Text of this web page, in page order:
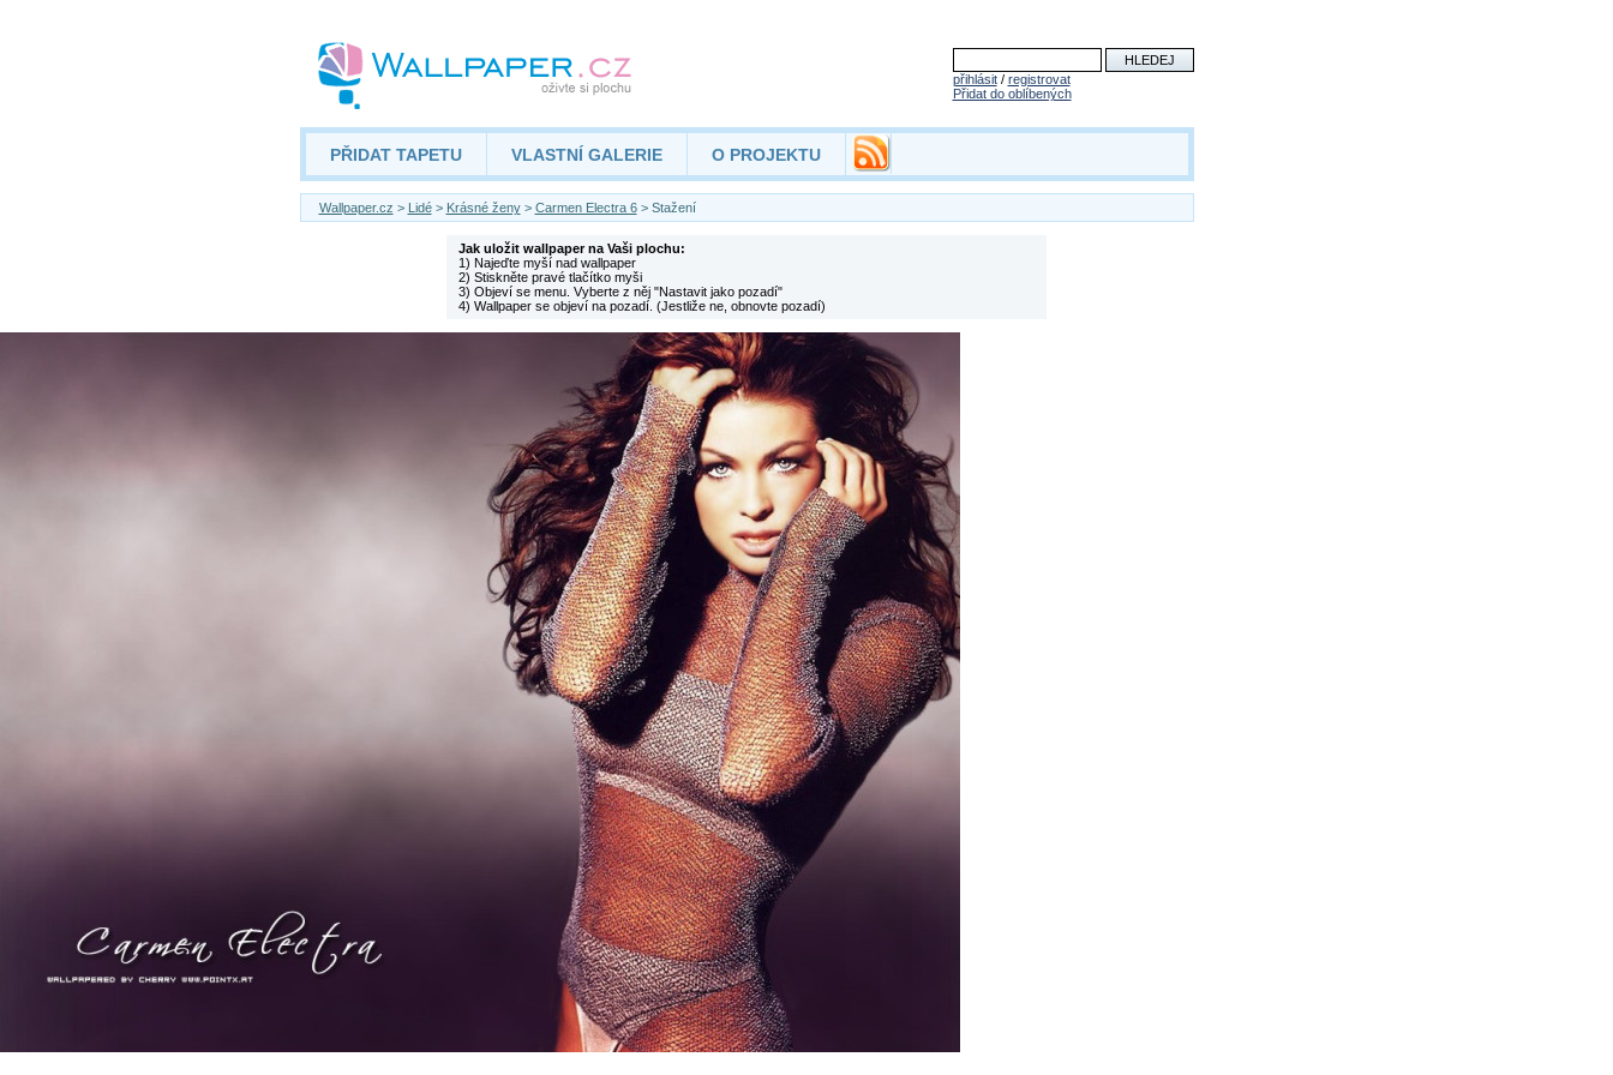
přihlásit/ registrovat
Přidat do oblíbených
PŘIDAT TAPETU VLASTNÍ GALERIE O PROJEKTU
Wallpaper.cz > Lidé> Krásné ženy> Carmen Electra 6> Stažení
Jak uložit wallpaper na Vaši plochu:
1) Najeďte myší nad wallpaper
2) Stiskněte pravé tlačítko myši
3) Objeví se menu. Vyberte z něj "Nastavit jako pozadí"
4) Wallpaper se objeví na pozadí. (Jestliže ne, obnovte pozadí)